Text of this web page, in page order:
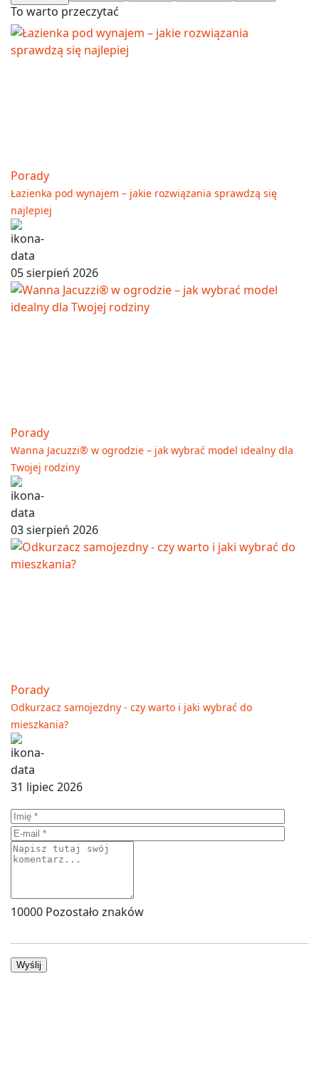
To warto przeczytać
Porady
Łazienka pod wynajem – jakie rozwiązania sprawdzą się
najlepiej
05 sierpień 2026
Porady
Wanna Jacuzzi® w ogrodzie – jak wybrać model idealny dla
Twojej rodziny
03 sierpień 2026
Porady
Odkurzacz samojezdny - czy warto i jaki wybrać do
mieszkania?
31 lipiec 2026
10000 Pozostało znaków
Wyślij